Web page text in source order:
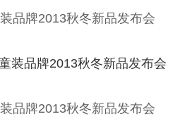
品牌2013秋冬新品发布会
品牌2013秋冬新品发布会